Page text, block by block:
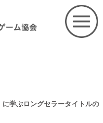
学ぶロングセラータイトルの